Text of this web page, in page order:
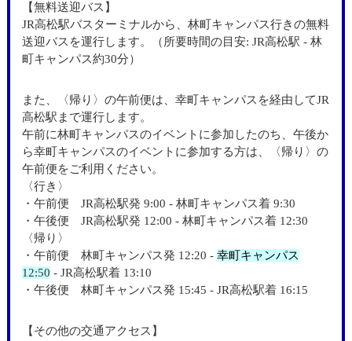
【無料送迎バス】
JR高松駅バスターミナルから、林町キャンパス行きの無料
送迎バスを運行します。（所要時間の目安: JR高松駅 - 林
町キャンパス約30分）
また、〈帰り〉の午前便は、幸町キャンパスを経由してJR
高松駅まで運行します。
午前に林町キャンパスのイベントに参加したのち、午後か
ら幸町キャンパスのイベントに参加する方は、〈帰り〉の
午前便をご利用ください。
〈行き〉
・午前便 JR高松駅発 9:00 - 林町キャンパス着 9:30
・午後便 JR高松駅発 12:00 - 林町キャンパス着 12:30
〈帰り〉
・午前便 林町キャンパス発 12:20 - 幸町キャンパス
12:50 - JR高松駅着 13:10
・午後便 林町キャンパス発 15:45 - JR高松駅着 16:15
【その他の交通アクセス】